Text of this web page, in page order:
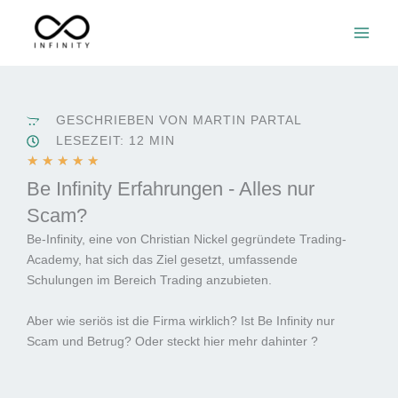
springen
GESCHRIEBEN VON MARTIN PARTAL
LESEZEIT: 12 MIN
★ ★ ★ ★ ★
e
w
r
t
e
m
i
Be Infinity Erfahrungen - Alles nur
Scam?
Be-Infinity, eine von Christian Nickel gegründete Trading-
Academy, hat sich das Ziel gesetzt, umfassende
Schulungen im Bereich Trading anzubieten.
Aber wie seriös ist die Firma wirklich? Ist Be Infinity nur
Scam und Betrug? Oder steckt hier mehr dahinter ?